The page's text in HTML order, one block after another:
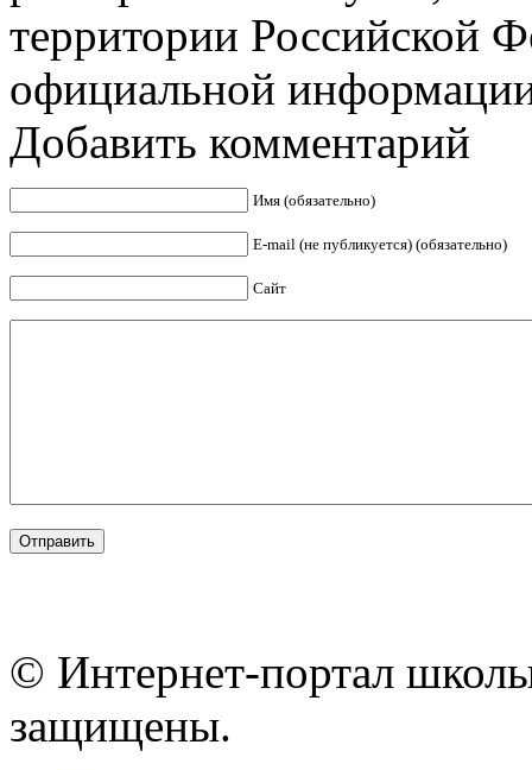
территории Российской
официальной
Добавить комментарий
Имя (обязательно)
E-mail (не публикуется) (обязательно)
Сайт
© Интернет-портал
защищены.